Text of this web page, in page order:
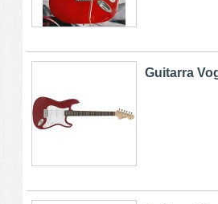
Guitarra